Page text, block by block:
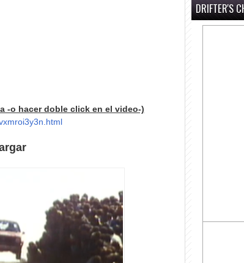
-o hacer doble click en el video-)
DRIFTER'S